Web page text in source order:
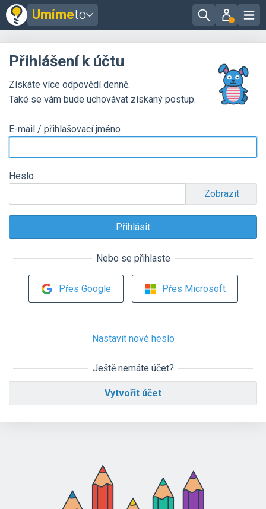
Umímeto
Přihlášení k účtu
Získáte více odpovědí denně.
Také se vám bude uchovávat získaný postup.
E-mail / přihlašovací jméno
Heslo
Zobrazit
Nebo se přihlaste
Přes Google Přes Microsoft
Nastavit nové heslo
Ještě nemáte účet?
Vytvořit účet